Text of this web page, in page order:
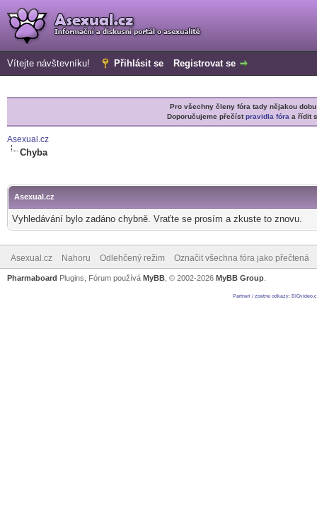
Vítejte návštevníku! Přihlásit se Registrovat se
Pro všechny členy fóra tady nějakou
Doporučujeme přečístpravidla fóra a řídit
Asexual.cz
Chyba
Asexual.cz
Vyhledávání bylo zadáno chybně. Vraťte se prosím a zkuste to znovu.
Asexual.cz Nahoru Odlehčený režim Označit všechna fóra jako přečtená
Pharmaboard Plugins, Fórum používá MyBB , © 2002-2026 MyBB Group
Partneri / zpetne odkazy: